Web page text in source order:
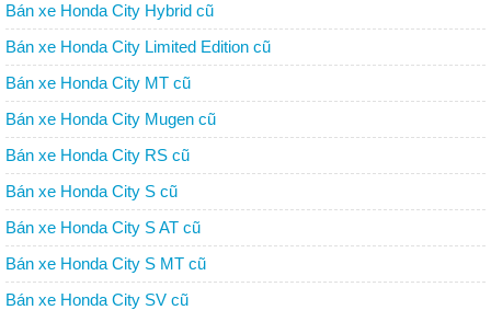
Bán xe Honda City Hybrid cũ
Bán xe Honda City Limited Edition cũ
Bán xe Honda City MT cũ
Bán xe Honda City Mugen cũ
Bán xe Honda City RS cũ
Bán xe Honda City S cũ
Bán xe Honda City S AT cũ
Bán xe Honda City S MT cũ
Bán xe Honda City SV cũ